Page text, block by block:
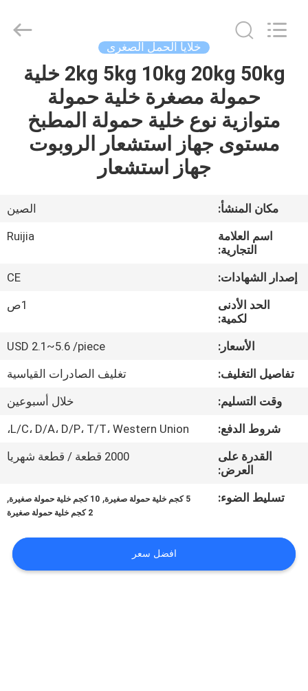
بيت
منتجات
معلومات
جولة
المعمل
رقابة
جودة
اتصل
اقتباس
Instruments
Reserved.
خلايا الحمل الصغرى
2kg 5kg 10kg 20kg 50kg خلية
حمولة مصغرة خلية حمولة
متوازية نوع خلية حمولة المطبخ
مستوى جهاز استشعار الروبوت
جهاز استشعار
مكان المنشأ:
الصين
اسم العلامة
التجارية:
Ruijia
إصدار الشهادات:
CE
الحد الأدنى
لكمية:
1ص
الأسعار:
USD 2.1~5.6 /piece
تفاصيل التغليف:
تغليف الصادرات القياسية
وقت التسليم:
خلال أسبوعين
شروط الدفع:
L/C، D/A، D/P، T/T، Western Union،
القدرة على
العرض:
2000 قطعة / قطعة شهريا
تسليط الضوء: 5 كجم خلية حمولة صغيرة , 10 كجم خلية حمولة صغيرة ,
2 كجم خلية حمولة صغيرة
افضل سعر